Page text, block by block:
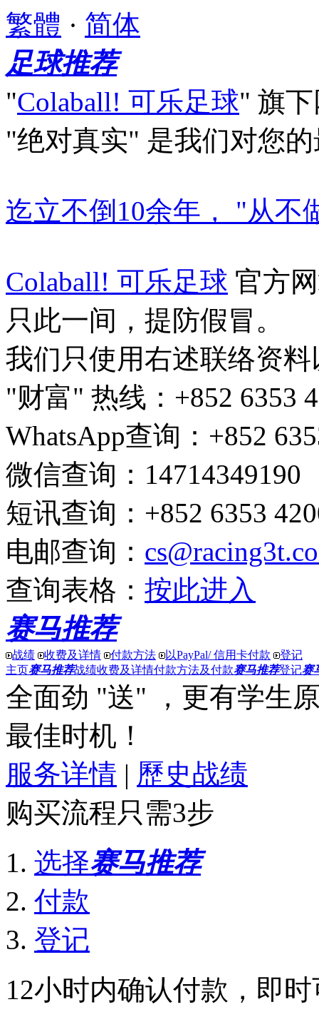
繁體 · 简体
足球推荐
"Colaball! 可乐足球" 旗
"绝对真实" 是我们对您
迄立不倒10余年， "从不
Colaball! 可乐足球 官方
只此一间，提防假冒。
我们只使用右述联络资
"财富" 热线 ：+852 6353
WhatsApp查询 ：+852
微信查询 ：14714349190
短讯查询 ：+852 6353
电邮查询 ：
查询表格 ： 按此进入
赛马推荐
战绩 收费及详情 付款方法 以PayPal/ 信用卡付款
登记
主页赛马推荐战绩收费及详情付款方法及付款赛马推荐登记赛
全面劲 "送" ，更有学生
最佳时机！
服务详情 | 歷史战绩
购买流程只需3步
选择赛马推荐
付款
登记
12小时内确认付款，即